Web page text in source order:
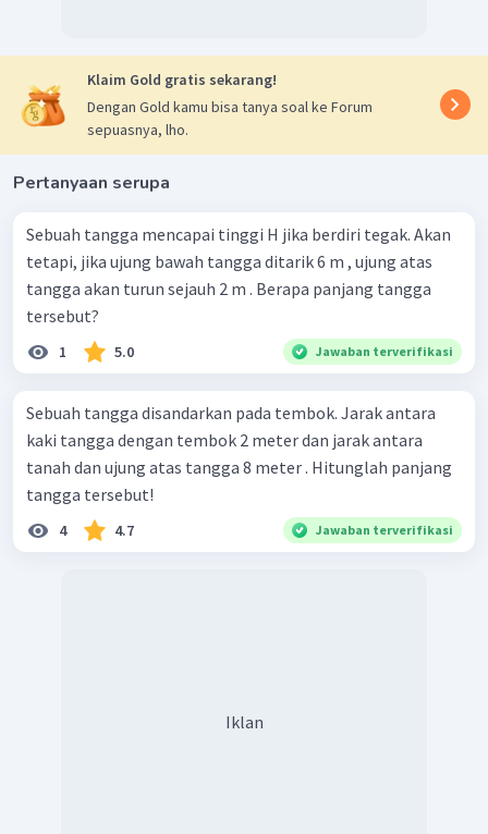
Klaim Gold gratis sekarang!
Dengan Gold kamu bisa tanya soal ke Forum
sepuasnya, lho.
Pertanyaan serupa
Sebuah tangga mencapai tinggi H jika berdiri tegak. Akan
tetapi, jika ujung bawah tangga ditarik 6 m , ujung atas
tangga akan turun sejauh 2 m . Berapa panjang tangga
tersebut?
1 5.0 Jawaban terverifikasi
Sebuah tangga disandarkan pada tembok. Jarak antara
kaki tangga dengan tembok 2 meter dan jarak antara
tanah dan ujung atas tangga 8 meter . Hitunglah panjang
tangga tersebut!
4 4.7 Jawaban terverifikasi
Iklan